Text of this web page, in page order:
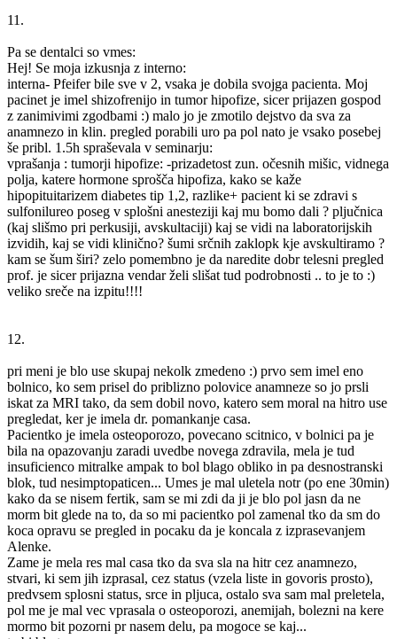
11.
Pa se dentalci so vmes:
Hej! Se moja izkusnja z interno:
interna- Pfeifer bile sve v 2, vsaka je dobila svojga pacienta. Moj
pacinet je imel shizofrenijo in tumor hipofize, sicer prijazen gospod
z zanimivimi zgodbami :) malo jo je zmotilo dejstvo da sva za
anamnezo in klin. pregled porabili uro pa pol nato je vsako posebej
še pribl. 1.5h spraševala v seminarju:
vprašanja : tumorji hipofize: -prizadetost zun. očesnih mišic, vidnega
polja, katere hormone sprošča hipofiza, kako se kaže
hipopituitarizem diabetes tip 1,2, razlike+ pacient ki se zdravi s
sulfonilureo poseg v splošni anesteziji kaj mu bomo dali ? pljučnica
(kaj slišmo pri perkusiji, avskultaciji) kaj se vidi na laboratorijskih
izvidih, kaj se vidi klinično? šumi srčnih zaklopk kje avskultiramo ?
kam se šum širi? zelo pomembno je da naredite dobr telesni pregled
prof. je sicer prijazna vendar želi slišat tud podrobnosti .. to je to :)
veliko sreče na izpitu!!!!
12.
pri meni je blo use skupaj nekolk zmedeno :) prvo sem imel eno
bolnico, ko sem prisel do priblizno polovice anamneze so jo prsli
iskat za MRI tako, da sem dobil novo, katero sem moral na hitro use
pregledat, ker je imela dr. pomankanje casa.
Pacientko je imela osteoporozo, povecano scitnico, v bolnici pa je
bila na opazovanju zaradi uvedbe novega zdravila, mela je tud
insuficienco mitralke ampak to bol blago obliko in pa desnostranski
blok, tud nesimptopaticen... Umes je mal uletela notr (po ene 30min)
kako da se nisem fertik, sam se mi zdi da ji je blo pol jasn da ne
morm bit glede na to, da so mi pacientko pol zamenal tko da sm do
koca opravu se pregled in pocaku da je koncala z izprasevanjem
Alenke.
Zame je mela res mal casa tko da sva sla na hitr cez anamnezo,
stvari, ki sem jih izprasal, cez status (vzela liste in govoris prosto),
predvsem splosni status, srce in pljuca, ostalo sva sam mal preletela,
pol me je mal vec vprasala o osteoporozi, anemijah, bolezni na kere
mormo bit pozorni pr nasem delu, pa mogoce se kaj...